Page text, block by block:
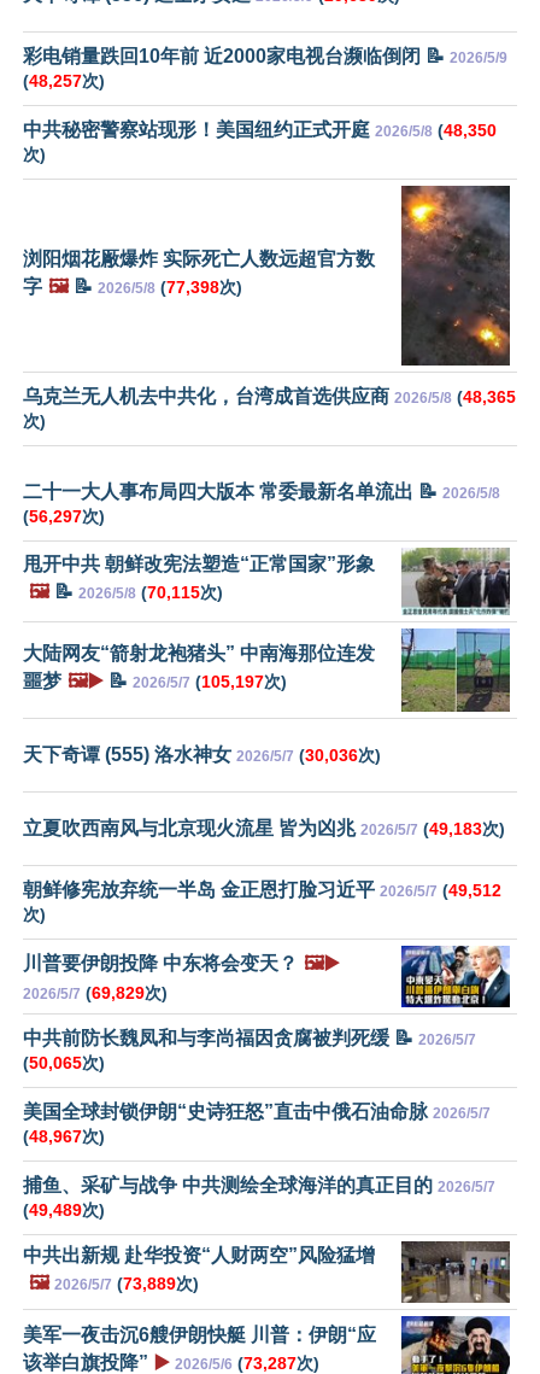
彩电销量跌回10年前 近2000家电视台濒临倒闭 📝 2026/5/9
(48,257次)
中共秘密警察站现形！美国纽约正式开庭 2026/5/8 (48,350
次)
浏阳烟花厰爆炸 实际死亡人数远超官方数
字 🖼️📝 2026/5/8 (77,398次)
乌克兰无人机去中共化，台湾成首选供应商 2026/5/8 (48,365
次)
二十一大人事布局四大版本 常委最新名单流出 📝 2026/5/8
(56,297次)
甩开中共 朝鲜改宪法塑造“正常国家”形象
🖼️📝 2026/5/8 (70,115次)
大陆网友“箭射龙袍猪头” 中南海那位连发
噩梦 🖼️▶️ 📝 2026/5/7 (105,197次)
天下奇谭 (555) 洛水神女 2026/5/7 (30,036次)
立夏吹西南风与北京现火流星 皆为凶兆 2026/5/7 (49,183次)
朝鲜修宪放弃统一半岛 金正恩打脸习近平 2026/5/7 (49,512
次)
川普要伊朗投降 中东将会变天？ 🖼️▶️
2026/5/7 (69,829次)
中共前防长魏凤和与李尚福因贪腐被判死缓 📝 2026/5/7
(50,065次)
美国全球封锁伊朗“史诗狂怒”直击中俄石油命脉 2026/5/7
(48,967次)
捕鱼、采矿与战争 中共测绘全球海洋的真正目的 2026/5/7
(49,489次)
中共出新规 赴华投资“人财两空”风险猛增
🖼️ 2026/5/7 (73,889次)
美军一夜击沉6艘伊朗快艇 川普：伊朗“应
该举白旗投降” ▶️ 2026/5/6 (73,287次)